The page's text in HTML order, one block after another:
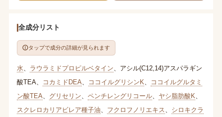
全成分リスト
タップで成分の詳細が見られます
水 ラウラミドプロピルベタイン
アシル(C12,14)アスパラギン
酸TEA、 コカミドDEA ココイルグリシンK
ココイルグルタミ
ン酸TEA
グリセリン ペンチレングリコール、 ヤシ脂肪酸K
スクレロカリアビレア種子油
フクロフノリエキス
シロキクラ